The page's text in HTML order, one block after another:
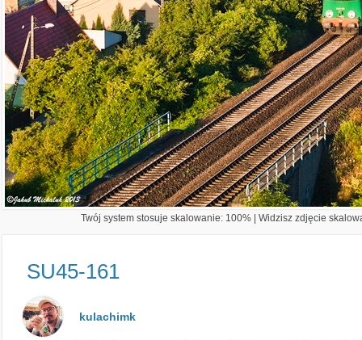
Twój system stosuje skalowanie: 100% | Widzisz zdjęcie
SU45-161
kulachimk